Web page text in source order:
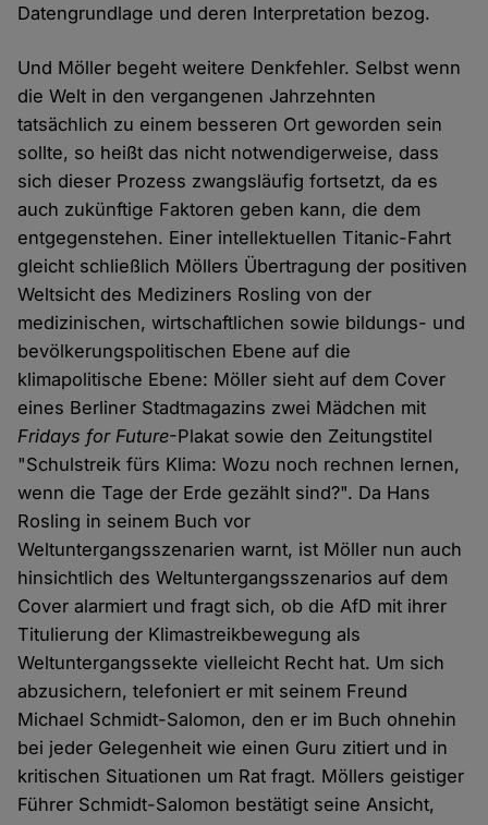
Datengrundlage und deren Interpretation bezog.
Und Möller begeht weitere Denkfehler. Selbst wenn
die Welt in den vergangenen Jahrzehnten
tatsächlich zu einem besseren Ort geworden sein
sollte, so heißt das nicht notwendigerweise, dass
sich dieser Prozess zwangsläufig fortsetzt, da es
auch zukünftige Faktoren geben kann, die dem
entgegenstehen. Einer intellektuellen Titanic-Fahrt
gleicht schließlich Möllers Übertragung der positiven
Weltsicht des Mediziners Rosling von der
medizinischen, wirtschaftlichen sowie bildungs- und
bevölkerungspolitischen Ebene auf die
klimapolitische Ebene: Möller sieht auf dem Cover
eines Berliner Stadtmagazins zwei Mädchen mit
Fridays for Future-Plakat sowie den Zeitungstitel
"Schulstreik fürs Klima: Wozu noch rechnen lernen,
wenn die Tage der Erde gezählt sind?". Da Hans
Rosling in seinem Buch vor
Weltuntergangsszenarien warnt, ist Möller nun auch
hinsichtlich des Weltuntergangsszenarios auf dem
Cover alarmiert und fragt sich, ob die AfD mit ihrer
Titulierung der Klimastreikbewegung als
Weltuntergangssekte vielleicht Recht hat. Um sich
abzusichern, telefoniert er mit seinem Freund
Michael Schmidt-Salomon, den er im Buch ohnehin
bei jeder Gelegenheit wie einen Guru zitiert und in
kritischen Situationen um Rat fragt. Möllers geistiger
Führer Schmidt-Salomon bestätigt seine Ansicht,